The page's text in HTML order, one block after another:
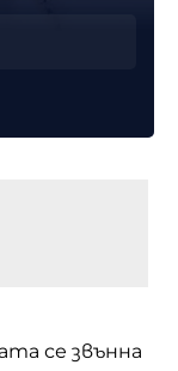
се звънна